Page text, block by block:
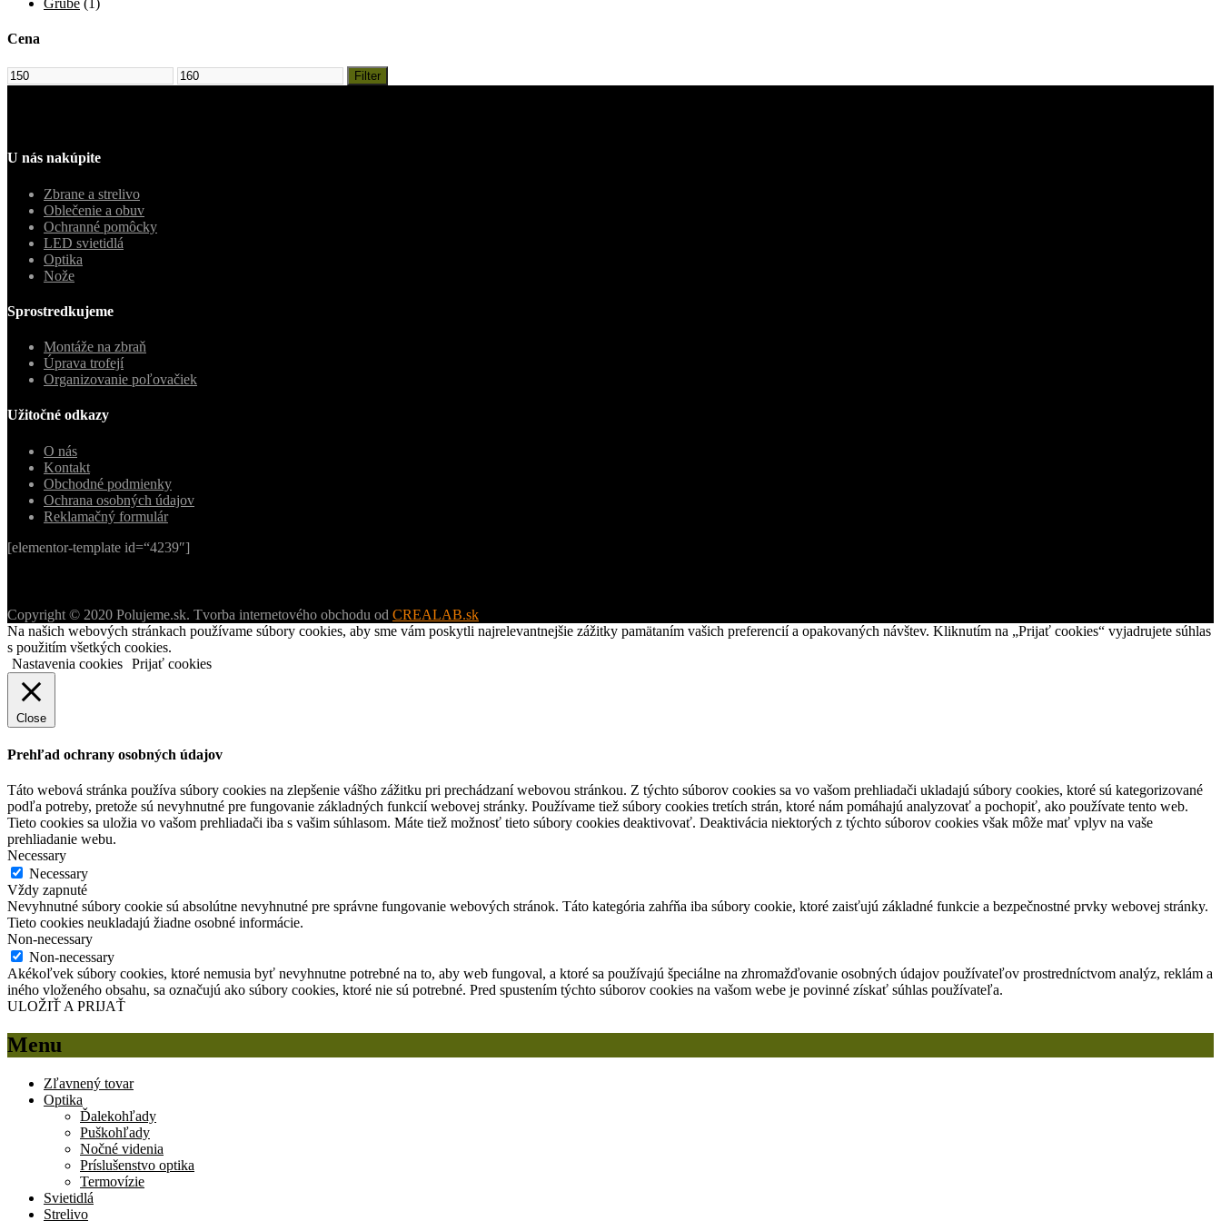
Cena
Minimálna
cena
Maximálna
cena
Filter
U nás nakúpite
Zbrane a strelivo
Oblečenie a obuv
Ochranné pomôcky
LED svietidlá
Optika
Nože
Sprostredkujeme
Montáže na zbraň
Úprava trofejí
Organizovanie poľovačiek
Užitočné odkazy
O nás
Kontakt
Obchodné podmienky
Ochrana osobných údajov
Reklamačný formulár
[elementor-template id=“4239″]
Copyright © 2020 Polujeme.sk. Tvorba internetového obchodu od CREALAB.sk
Na našich webových stránkach používame súbory cookies, aby sme vám poskytli najrelevantnejšie zážitky pamätaním vašich preferencií a opakovaných návštev. Kliknutím na „Prijať cookies“ vyjadrujete súhlas
s použitím všetkých cookies.
Nastavenia cookies Prijať cookies
Close
Prehľad ochrany osobných údajov
Táto webová stránka používa súbory cookies na zlepšenie vášho zážitku pri prechádzaní webovou stránkou. Z týchto súborov cookies sa vo vašom prehliadači ukladajú súbory cookies, ktoré sú kategorizované
podľa potreby, pretože sú nevyhnutné pre fungovanie základných funkcií webovej stránky. Používame tiež súbory cookies tretích strán, ktoré nám pomáhajú analyzovať a pochopiť, ako používate tento web.
Tieto cookies sa uložia vo vašom prehliadači iba s vašim súhlasom. Máte tiež možnosť tieto súbory cookies deaktivovať. Deaktivácia niektorých z týchto súborov cookies však môže mať vplyv na vaše
prehliadanie webu.
Necessary
Necessary
Vždy zapnuté
Nevyhnutné súbory cookie sú absolútne nevyhnutné pre správne fungovanie webových stránok. Táto kategória zahŕňa iba súbory cookie, ktoré zaisťujú základné funkcie a bezpečnostné prvky webovej stránky.
Tieto cookies neukladajú žiadne osobné informácie.
Non-necessary
Non-necessary
Akékoľvek súbory cookies, ktoré nemusia byť nevyhnutne potrebné na to, aby web fungoval, a ktoré sa používajú špeciálne na zhromažďovanie osobných údajov používateľov prostredníctvom analýz, reklám a
iného vloženého obsahu, sa označujú ako súbory cookies, ktoré nie sú potrebné. Pred spustením týchto súborov cookies na vašom webe je povinné získať súhlas používateľa.
ULOŽIŤ A PRIJAŤ
Menu
Zľavnený tovar
Optika
Ďalekohľady
Puškohľady
Nočné videnia
Príslušenstvo optika
Termovízie
Svietidlá
Strelivo